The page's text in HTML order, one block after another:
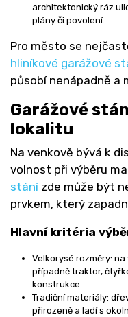
architektonický ráz
plány či povolení.
Pro město se
hliníkové garážové
působí nenápadně a
Garážové
lokalitu
Na venkově bývá k
volnost při výběru
stánízde může být
prvkem, který
Hlavní kritéria
Velkorysé rozměry:
případně traktor,
konstrukce.
Tradiční materiály:
přirozeně a ladí s